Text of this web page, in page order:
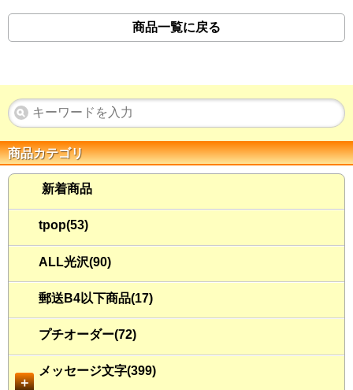
商品一覧に戻る
商品カテゴリ
新着商品
tpop(53)
ALL光沢(90)
郵送B4以下商品(17)
プチオーダー(72)
＋
メッセージ文字(399)